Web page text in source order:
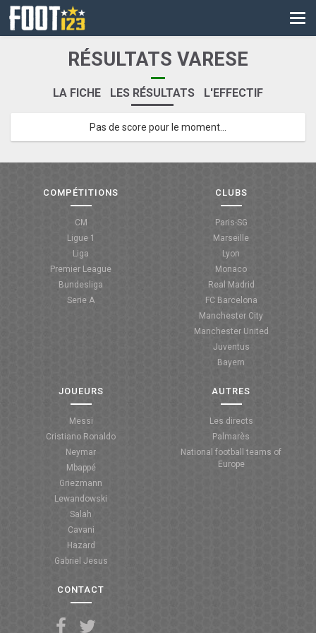
CM
LES DIRECTS
COUPE DE FRANCE
RÉSULTATS VARESE
LA FICHE LES RÉSULTATS L'EFFECTIF
Pas de score pour le moment...
COMPÉTITIONS
CM
Ligue 1
Liga
Premier League
Bundesliga
Serie A
CLUBS
Paris-SG
Marseille
Lyon
Monaco
Real Madrid
FC Barcelona
Manchester City
Manchester United
Juventus
Bayern
JOUEURS
Messi
Cristiano Ronaldo
Neymar
Mbappé
Griezmann
Lewandowski
Salah
Cavani
Hazard
Gabriel Jesus
AUTRES
Les directs
Palmarès
National football teams of
Europe
CONTACT